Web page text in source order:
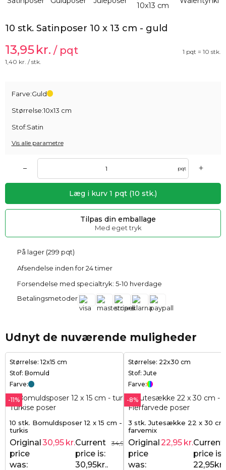
10 stk. Satinposer 10 x 13 cm - guld
13,95kr. / pqt
1 pqt = 10 stk.
1,40 kr. / stk.
Farve:Guld
Størrelse:10x13 cm
Stof:Satin
Vis alle parametre
– pqt +
Læg i kurv 1 pqt (10 stk.)
Tilpas din emballage
Med eget tryk
På lager (299 pqt)
Afsendelse inden for 24 timer
Forsendelse med specialtryk: 5-10 hverdage
Betalingsmetoder
Udnyt de nuværende muligheder
Størrelse: 12x15 cm
Stof: Bomuld
Farve:
-11%
10 stk. Bomuldsposer 12 x 15 cm -
turkis
34,95 kr.
Original
price
was:
30,95 kr.Current
price is:
30,95kr..
Størrelse: 22x30 cm
Stof: Jute
Farve:
-8%
3 stk. Jutesække 22 x 30
farvemix
Original
price
was:
22,95 kr.Current
price is:
22,95kr..